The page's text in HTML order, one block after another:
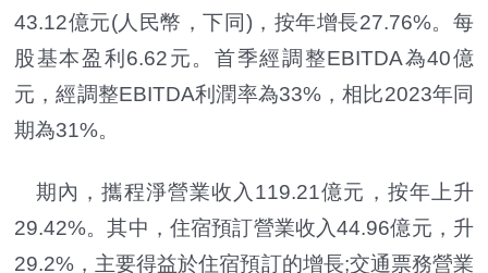
43.12億元(人民幣，下同)，按年增長27.76%。每
股基本盈利6.62元。首季經調整EBITDA為40億
元，經調整EBITDA利潤率為33%，相比2023年同
期為31%。
期內，攜程淨營業收入119.21億元，按年上升
29.42%。其中，住宿預訂營業收入44.96億元，升
29.2%，主要得益於住宿預訂的增長;交通票務營業